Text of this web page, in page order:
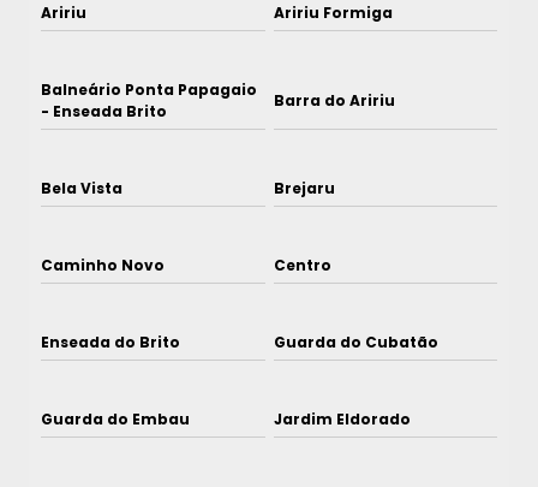
Aririu Aririu Formiga
Balneário Ponta Papagaio
- Enseada Brito
Barra do Aririu
Bela Vista Brejaru
Caminho Novo Centro
Enseada do Brito Guarda do Cubatão
Guarda do Embau Jardim Eldorado